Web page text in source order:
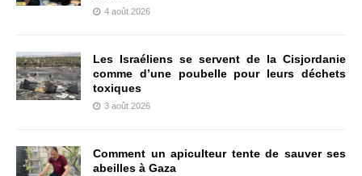
4 août 2026
Les Israéliens se servent de la Cisjordanie
comme d’une poubelle pour leurs déchets
toxiques
3 août 2026
Comment un apiculteur tente de sauver ses
abeilles à Gaza